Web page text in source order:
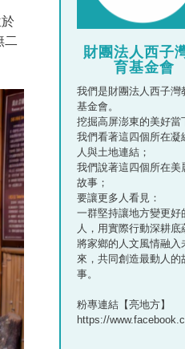
財團法人西子
育基金會
我們是財團法人西子灣
基金會。
挖掘高屏澎東的美好
我們看著這四個所在凝
人與土地連結；
我們說著這四個所在美
故事；
要讓更多人看見：
一群堅持讓地方變更好
人，用實際行動深耕底
將家鄉的人文風情融入
來，共同創造最動人的
事。
粉專連結【亮地方】
https://
二